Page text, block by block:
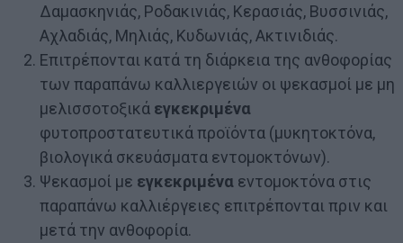
Δαμασκηνιάς, Ροδακινιάς, Κερασιάς, Βυσσινιάς,
Αχλαδιάς, Μηλιάς, Κυδωνιάς, Ακτινιδιάς.
Επιτρέπονται κατά τη διάρκεια της ανθοφορίας
των παραπάνω καλλιεργειών οι ψεκασμοί με μη
μελισσοτοξικά εγκεκριμένα
φυτοπροστατευτικά προϊόντα (μυκητοκτόνα,
βιολογικά σκευάσματα εντομοκτόνων).
Ψεκασμοί με εγκεκριμένα εντομοκτόνα στις
παραπάνω καλλιέργειες επιτρέπονται πριν και
μετά την ανθοφορία.